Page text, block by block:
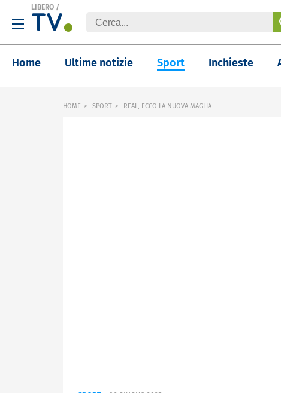
LIBERO /
Home Ultime notizie Sport Inchieste
HOME SPORT REAL, ECCO LA NUOVA MAGLIA